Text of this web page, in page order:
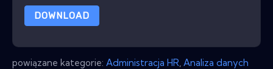
DOWNLOAD
powiązane kategorie: Administracja HR Analiza danych